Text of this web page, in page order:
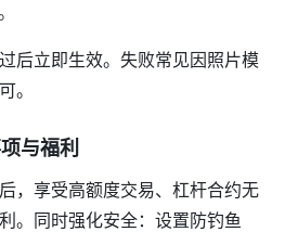
后立即生效。失败常见因照片模
。
与福利
后，享受高额度交易、杠杆合约无
。同时强化安全：设置防钓鱼